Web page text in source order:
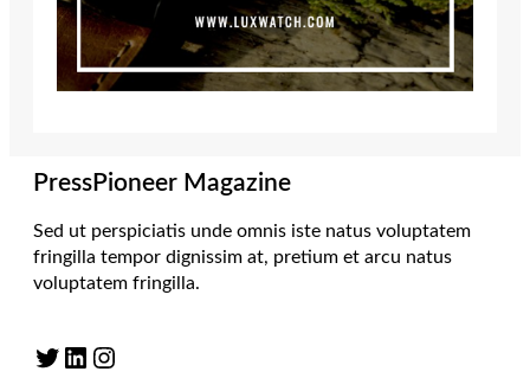
PressPioneer Magazine
Sed ut perspiciatis unde omnis iste natus voluptatem
fringilla tempor dignissim at, pretium et arcu natus
voluptatem fringilla.
Twitter LinkedIn Instagram